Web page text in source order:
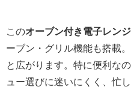
このオーブン付き電子レンジ
ーブン・グリル機能も搭載
と広がります。特に便利な
ュー選びに迷いにくく、忙